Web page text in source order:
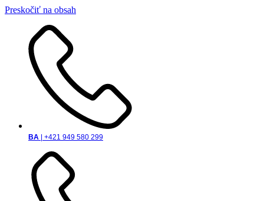
Preskočiť na obsah
BA | +421 949 580 299